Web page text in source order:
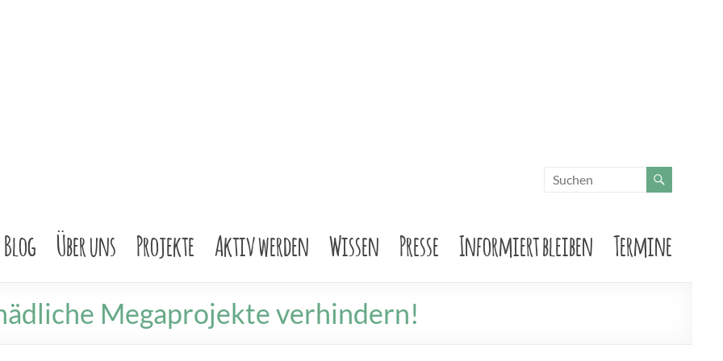
Blog Über uns Projekte Aktiv werden Wissen Presse Informiert bleiben Termine
Megaprojekte verhindern!